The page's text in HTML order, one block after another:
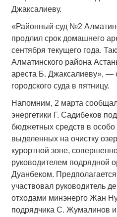
Джаксалиеву.
«Районный суд №2
продлил срок домашнего
сентября текущего года.
Алматинского района
ареста Б. Джаксалиеву», —
городского суда в пятницу.
Напомним, 2 марта
энергетики Г. Садибеков
бюджетных средств в
выделенных на очистку
курортной зоне,
руководителем подрядной
Дуанбеком.
участвовал руководитель
отходами минэнерго Жан
подрядчика С. Жумалинов и